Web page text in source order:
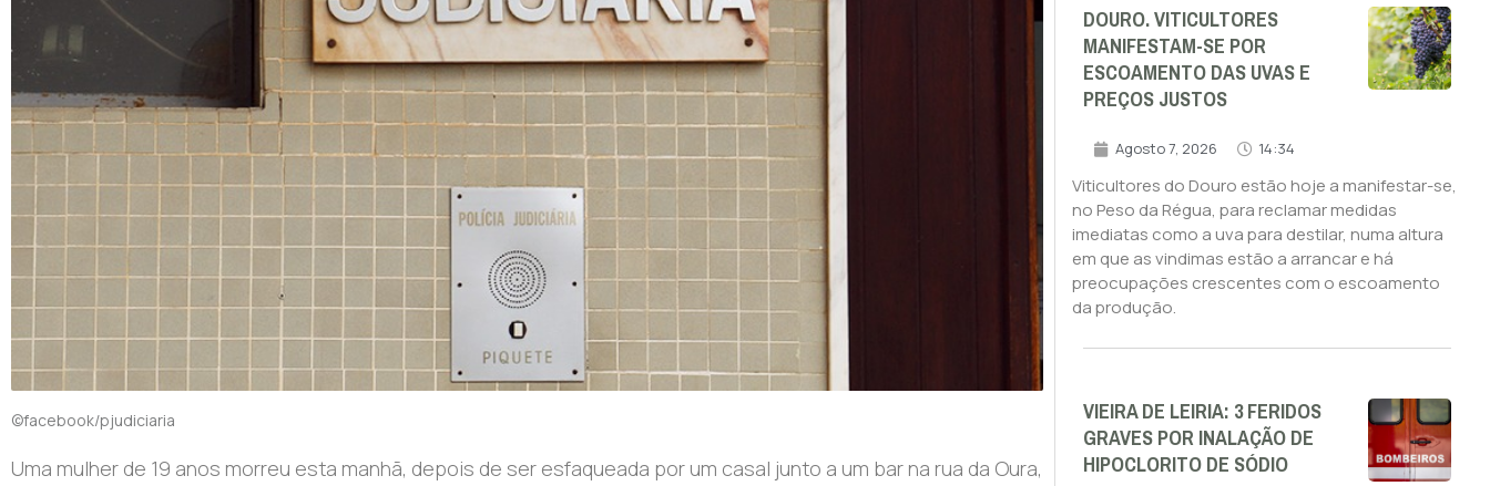
©facebook/pjudiciaria
Uma mulher de 19 anos morreu esta manhã, depois de ser esfaqueada por um casal junto a um bar na rua da Oura,
DOURO. VITICULTORES
MANIFESTAM-SE POR
ESCOAMENTO DAS UVAS E
PREÇOS JUSTOS
Agosto 7, 2026 14:34
Viticultores do Douro estão hoje a manifestar-se,
no Peso da Régua, para reclamar medidas
imediatas como a uva para destilar, numa altura
em que as vindimas estão a arrancar e há
preocupações crescentes com o escoamento
da produção.
VIEIRA DE LEIRIA: 3 FERIDOS
GRAVES POR INALAÇÃO DE
HIPOCLORITO DE SÓDIO